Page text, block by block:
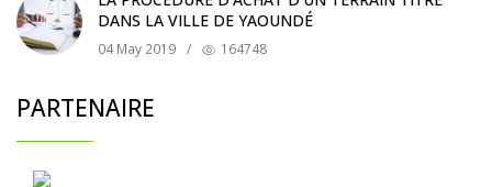
DANS LA VILLE DE YAOUNDÉ
04 May 2019 / 164748
PARTENAIRE